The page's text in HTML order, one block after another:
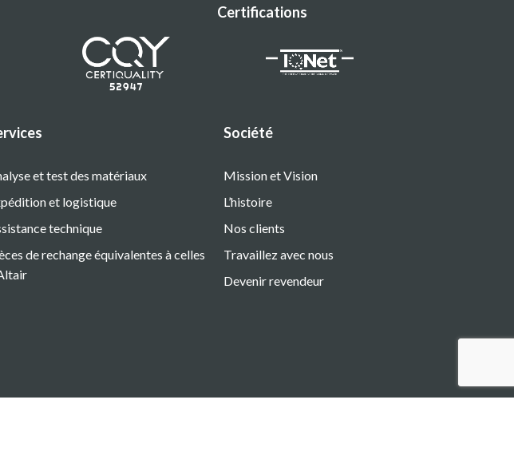
Certifications
et test des matériaux
et logistique
technique
de rechange équivalentes à celles
Société
Mission et Vision
L’histoire
Nos clients
Travaillez avec nous
Devenir revendeur